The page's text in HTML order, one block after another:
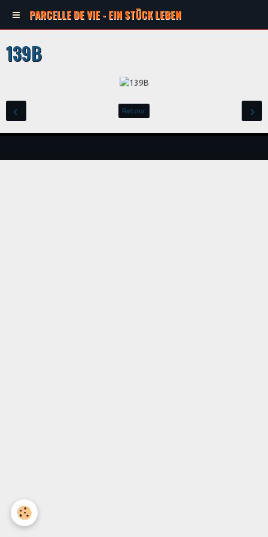
PARCELLE DE VIE - EIN STÜCK LEBEN
139B
Retour